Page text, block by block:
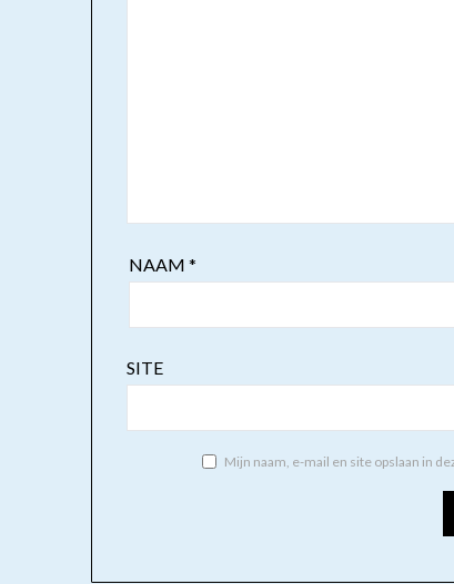
NAAM*
SITE
Mijn naam, e-mail en site opslaan in